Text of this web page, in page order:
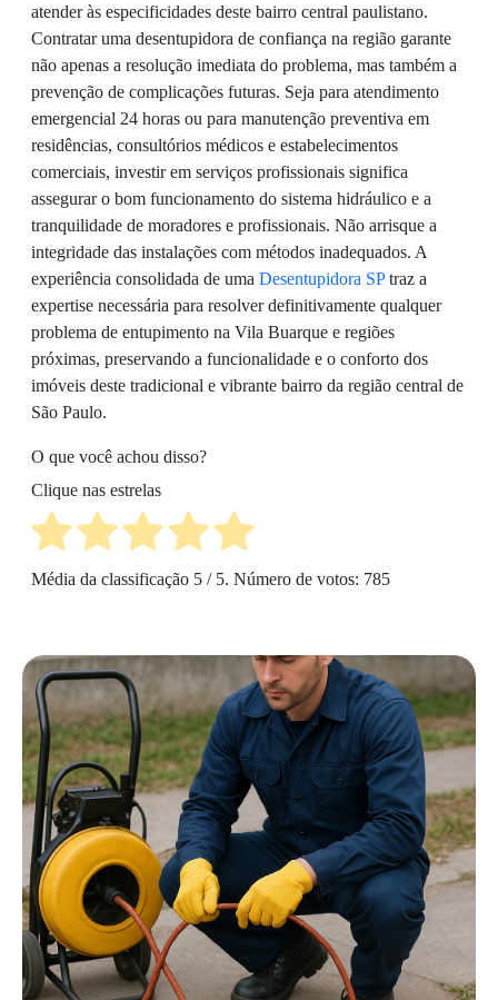
atender às especificidades deste bairro central paulistano.
Contratar uma desentupidora de confiança na região garante
não apenas a resolução imediata do problema, mas também a
prevenção de complicações futuras. Seja para atendimento
emergencial 24 horas ou para manutenção preventiva em
residências, consultórios médicos e estabelecimentos
comerciais, investir em serviços profissionais significa
assegurar o bom funcionamento do sistema hidráulico e a
tranquilidade de moradores e profissionais. Não arrisque a
integridade das instalações com métodos inadequados. A
experiência consolidada de uma Desentupidora SPtraz a
expertise necessária para resolver definitivamente qualquer
problema de entupimento na Vila Buarque e regiões
próximas, preservando a funcionalidade e o conforto dos
imóveis deste tradicional e vibrante bairro da região central de
São Paulo.
O que você achou disso?
Clique nas estrelas
Média da classificação 5 / 5. Número de votos: 785